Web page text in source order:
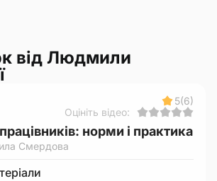
від Людмили
5(6)
Оцініть відео:
норми і практика
Смердова